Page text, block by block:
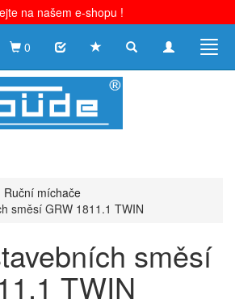
na našem e-shopu !
Toggle
Toggle
0
Ruční míchače
směsí GRW 1811.1 TWIN
směsí
TWIN